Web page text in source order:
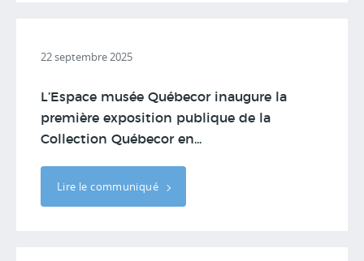
22 septembre 2025
L’Espace musée Québecor inaugure la
première exposition publique de la
Collection Québecor en...
Lire le communiqué